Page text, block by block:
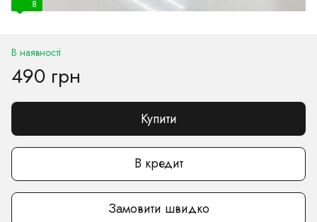
8
В наявності
490 грн
Купити
В кредит
Замовити швидко